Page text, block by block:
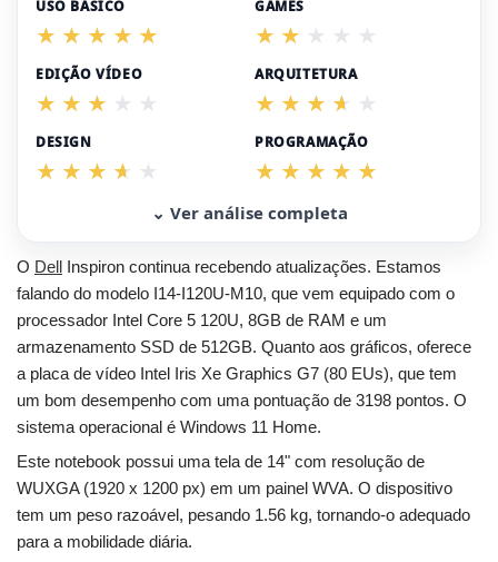
USO BÁSICO GAMES
EDIÇÃO VÍDEO ARQUITETURA
DESIGN PROGRAMAÇÃO
⌄ Ver análise completa
O Dell Inspiron continua recebendo atualizações. Estamos
falando do modelo I14-I120U-M10, que vem equipado com o
processador Intel Core 5 120U, 8GB de RAM e um
armazenamento SSD de 512GB. Quanto aos gráficos, oferece
a placa de vídeo Intel Iris Xe Graphics G7 (80 EUs), que tem
um bom desempenho com uma pontuação de 3198 pontos. O
sistema operacional é Windows 11 Home.
Este notebook possui uma tela de 14" com resolução de
WUXGA (1920 x 1200 px) em um painel WVA. O dispositivo
tem um peso razoável, pesando 1.56 kg, tornando-o adequado
para a mobilidade diária.